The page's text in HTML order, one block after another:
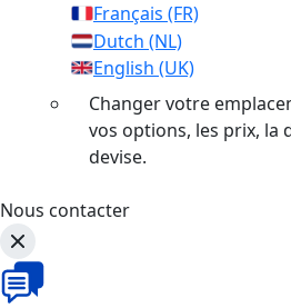
Français (FR)
Dutch (NL)
English (UK)
Changer votre
vos options, les prix, la
devise.
Nous contacter